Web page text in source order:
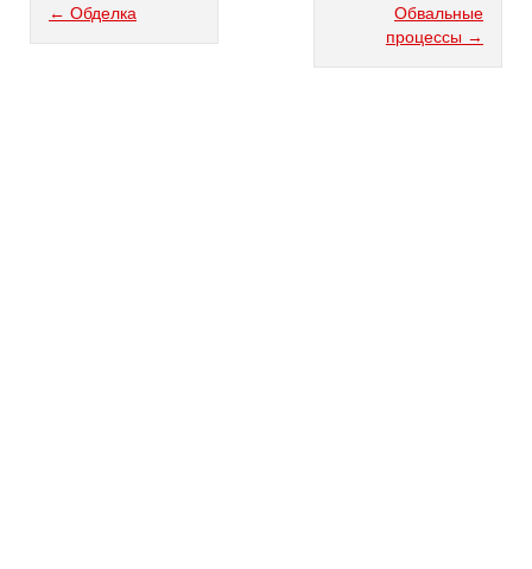
← Обделка
Обвальные
процессы →